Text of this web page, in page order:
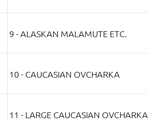
9 - ALASKAN MALAMUTE ETC.
10 - CAUCASIAN OVCHARKA
11 - LARGE CAUCASIAN OVCHARKA,